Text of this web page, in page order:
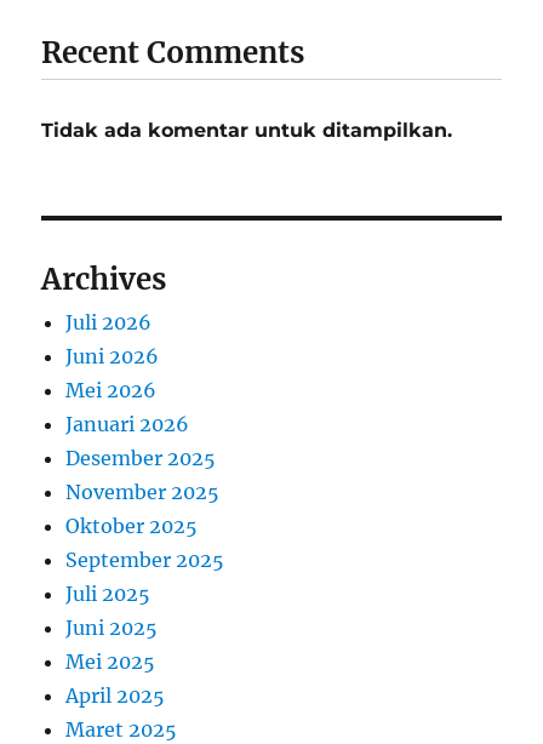
Recent Comments
Tidak ada komentar untuk ditampilkan.
Archives
Juli 2026
Juni 2026
Mei 2026
Januari 2026
Desember 2025
November 2025
Oktober 2025
September 2025
Juli 2025
Juni 2025
Mei 2025
April 2025
Maret 2025